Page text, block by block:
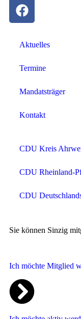
Aktuelles
Termine
Mandatsträger
Kontakt
CDU Kreis
CDU Rheinland-
CDU
Sie können Sinzig
Ich möchte Mitglied